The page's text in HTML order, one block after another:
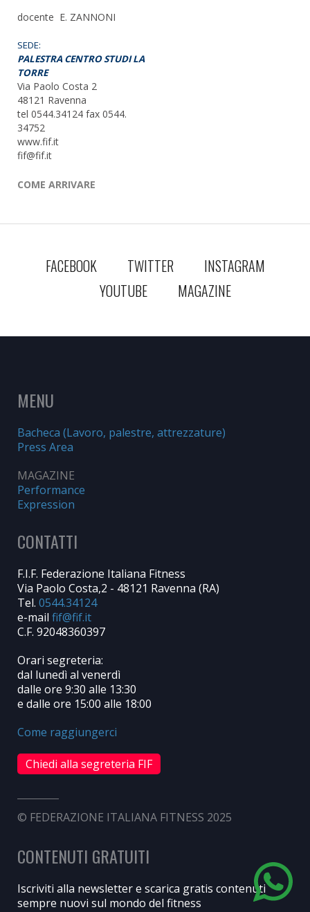
docente E. ZANNONI
SEDE:
PALESTRA CENTRO STUDI LA
TORRE
Via Paolo Costa 2
48121 Ravenna
tel 0544.34124 fax 0544.
34752
www.fif.it
fif@fif.it
COME ARRIVARE
FACEBOOK TWITTER
INSTAGRAM
YOUTUBE
MAGAZINE
MENU
Bacheca (Lavoro, palestre, attrezzature)
Press Area
MAGAZINE
Performance
Expression
CONTATTI
F.I.F. Federazione Italiana Fitness
Via Paolo Costa,2 - 48121 Ravenna (RA)
Tel. 0544.34124
e-mail
C.F. 92048360397
Orari segreteria:
dal lunedì al venerdì
dalle ore 9:30 alle 13:30
e dalle ore 15:00 alle 18:00
Come raggiungerci
Chiedi alla segreteria FIF
© FEDERAZIONE ITALIANA FITNESS 2025
CONTENUTI GRATUITI
Iscriviti alla newsletter e scarica gratis contenuti
sempre nuovi sul mondo del fitness